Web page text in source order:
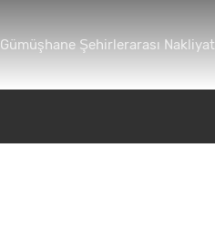
Gümüşhane Şehirlerarası Nakliyat